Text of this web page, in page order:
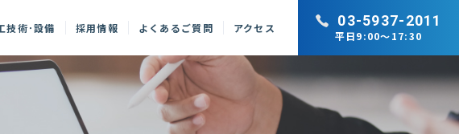
技術･設備 採用情報 よくあるご質問 アクセス 03-5937-2011
平日9:00～17:30